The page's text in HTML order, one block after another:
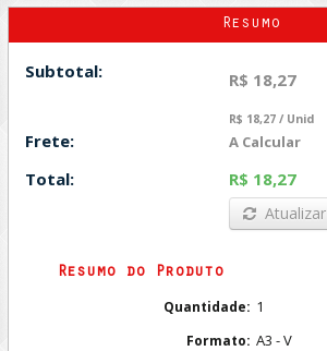
Resumo
Subtotal: R$ 18,27
R$ 18,27 / Unid
Frete: A Calcular
Total: R$ 18,27
Atualizar
Resumo do Produto
Quantidade: 1
Formato: A3 - V